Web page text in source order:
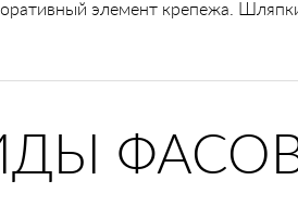
элемент крепежа.